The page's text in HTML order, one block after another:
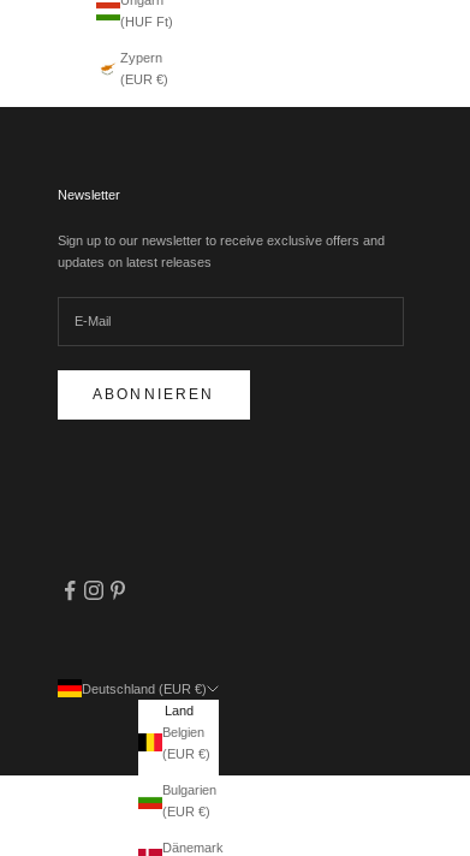
(HUF Ft)
Zypern
(EUR €)
Newsletter
Sign up to our newsletter to receive exclusive offers and
updates on latest releases
ABONNIEREN
Deutschland (EUR €)
Land
Belgien
(EUR €)
Bulgarien
(EUR €)
Dänemark